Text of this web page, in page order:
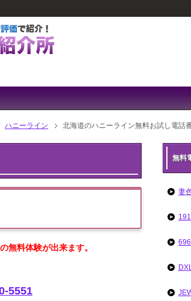
ハニーライン 北海道のハニーライン無料お試し電話
無料体験が出来ます。
5551
無料
妻